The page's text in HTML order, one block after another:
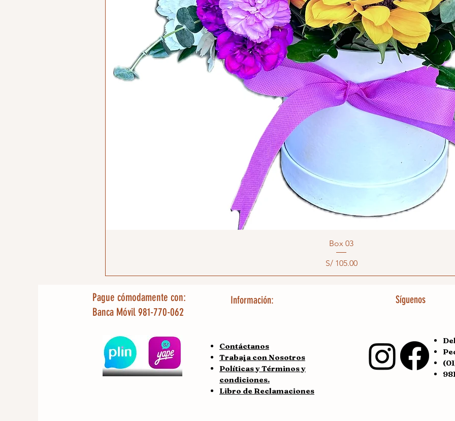
Box 03
Precio
S/ 105.00
Pague cómodamente con:
Banca Móvil 981-770-062
Información: Síguenos
Contáctanos
Trabaja con Nosotros
Políticas y Términos y
condiciones.
Libro de Reclamaciones